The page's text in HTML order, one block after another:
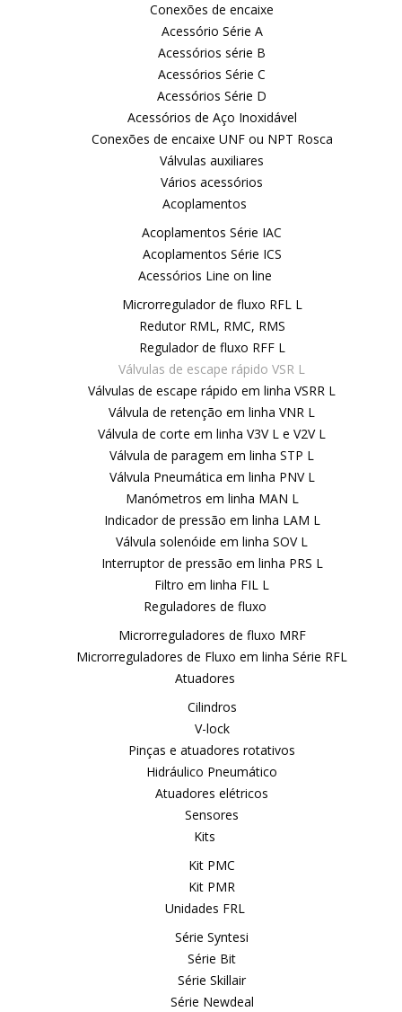
Conexões de encaixe
Acessório Série A
Acessórios série B
Acessórios Série C
Acessórios Série D
Acessórios de Aço Inoxidável
Conexões de encaixe UNF ou NPT Rosca
Válvulas auxiliares
Vários acessórios
Acoplamentos
Acoplamentos Série IAC
Acoplamentos Série ICS
Acessórios Line on line
Microrregulador de fluxo RFL L
Redutor RML, RMC, RMS
Regulador de fluxo RFF L
Válvulas de escape rápido VSR L
Válvulas de escape rápido em linha VSRR L
Válvula de retenção em linha VNR L
Válvula de corte em linha V3V L e V2V L
Válvula de paragem em linha STP L
Válvula Pneumática em linha PNV L
Manómetros em linha MAN L
Indicador de pressão em linha LAM L
Válvula solenóide em linha SOV L
Interruptor de pressão em linha PRS L
Filtro em linha FIL L
Reguladores de fluxo
Microrreguladores de fluxo MRF
Microrreguladores de Fluxo em linha Série RFL
Atuadores
Cilindros
V-lock
Pinças e atuadores rotativos
Hidráulico Pneumático
Atuadores elétricos
Sensores
Kits
Kit PMC
Kit PMR
Unidades FRL
Série Syntesi
Série Bit
Série Skillair
Série Newdeal